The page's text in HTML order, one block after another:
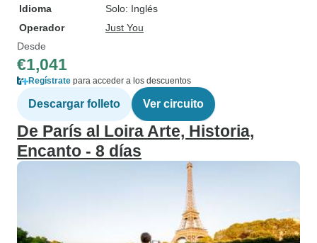
Idioma
Solo: Inglés
Operador
Just You
Desde
€1,041
Regístrate para acceder a los descuentos
Descargar folleto Ver circuito
De París al Loira Arte, Historia,
Encanto - 8 días